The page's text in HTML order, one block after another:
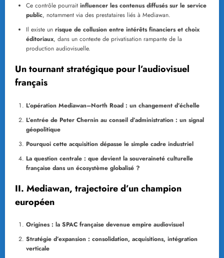
Ce contrôle pourrait influencer les contenus diffusés sur le service
public, notamment via des prestataires liés à Mediawan.
Il existe un risque de collusion entre intérêts financiers et choix
éditoriaux, dans un contexte de privatisation rampante de la
production audiovisuelle.
Un tournant stratégique pour l’audiovisuel
français
L’opération Mediawan–North Road : un changement d’échelle
L’entrée de Peter Chernin au conseil d’administration : un signal
géopolitique
Pourquoi cette acquisition dépasse le simple cadre industriel
La question centrale : que devient la souveraineté culturelle
française dans un écosystème globalisé ?
II. Mediawan, trajectoire d’un champion
européen
Origines : la SPAC française devenue empire audiovisuel
Stratégie d’expansion : consolidation, acquisitions, intégration
verticale